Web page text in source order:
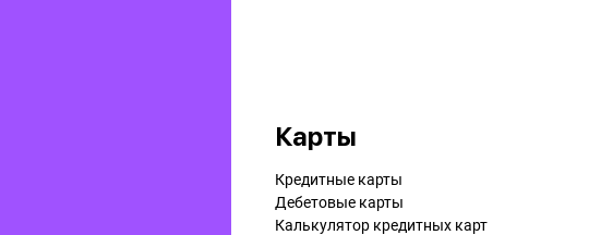
Карты
Кредитные карты
Дебетовые карты
Калькулятор кредитных карт